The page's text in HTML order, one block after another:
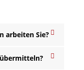
arbeiten Sie?